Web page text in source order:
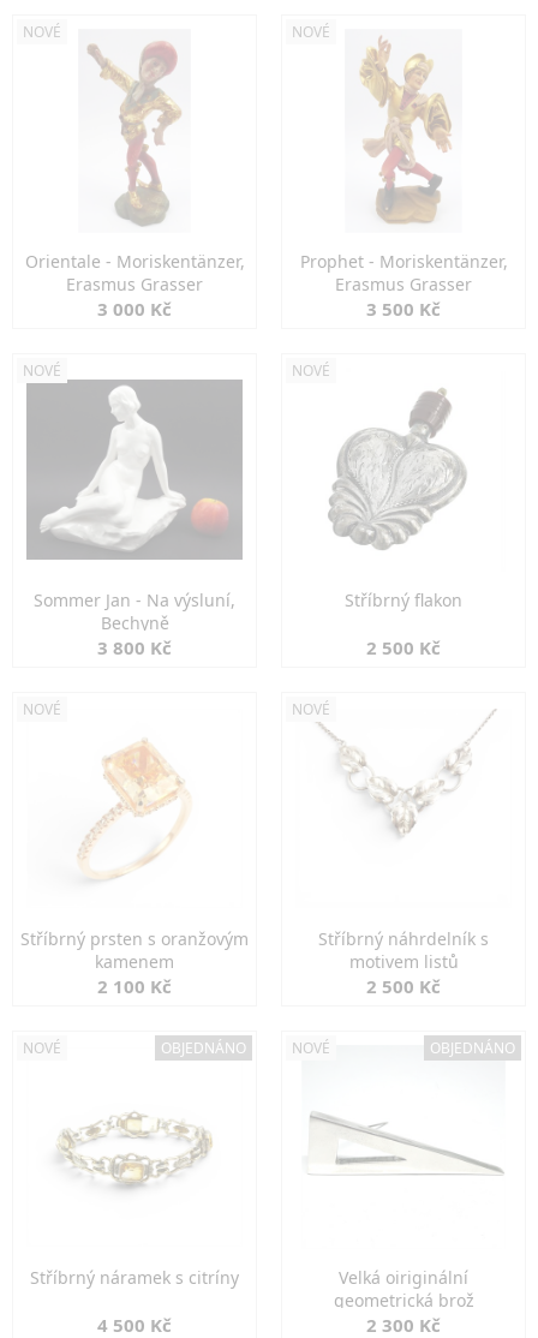
NOVÉ
Orientale - Moriskentänzer,
Erasmus Grasser
3 000 Kč
NOVÉ
Prophet - Moriskentänzer,
Erasmus Grasser
3 500 Kč
NOVÉ
Sommer Jan - Na výsluní,
Bechyně
3 800 Kč
NOVÉ
Stříbrný flakon
2 500 Kč
NOVÉ
Stříbrný prsten s oranžovým
kamenem
2 100 Kč
NOVÉ
Stříbrný náhrdelník s
motivem listů
2 500 Kč
NOVÉ OBJEDNÁNO
Stříbrný náramek s citríny
4 500 Kč
NOVÉ OBJEDNÁNO
Velká oiriginální
geometrická brož
2 300 Kč